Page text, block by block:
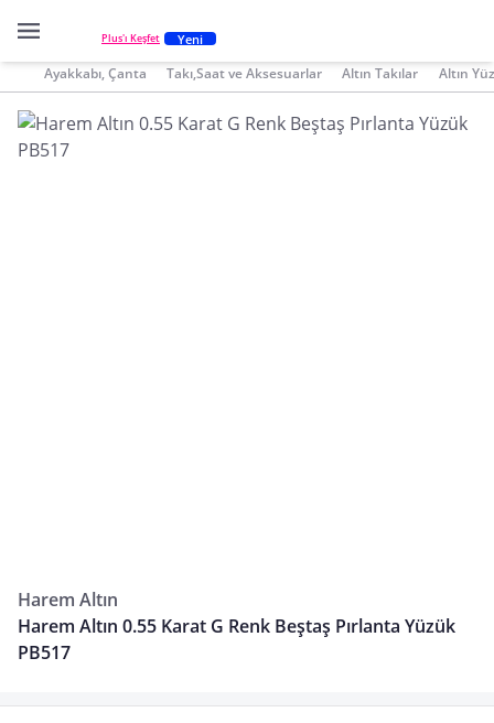
Plus'ı Keşfet Yeni
Ayakkabı, Çanta Takı,Saat ve Aksesuarlar Altın Takılar Altın
Harem Altın
Harem Altın 0.55 Karat G Renk Beştaş Pırlanta Yüzük
PB517